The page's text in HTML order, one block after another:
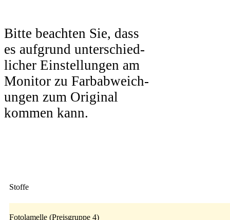
Bitte beachten Sie, dass
es aufgrund unterschied-
licher Einstellungen am
Monitor zu Farbabweich-
ungen zum Original
kommen kann.
Stoffe
Fotolamelle (Preisgruppe 4)